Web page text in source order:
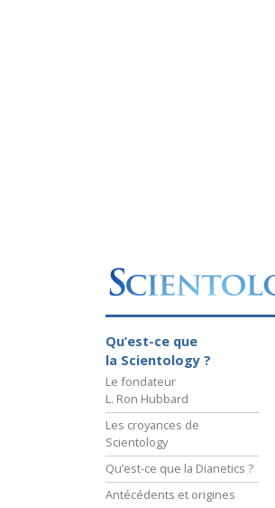
Qu’est-ce que
la Scientology ?
Le fondateur
L. Ron Hubbard
Les croyances de
Scientology
Qu’est-ce que la Dianetics ?
Antécédents et origines